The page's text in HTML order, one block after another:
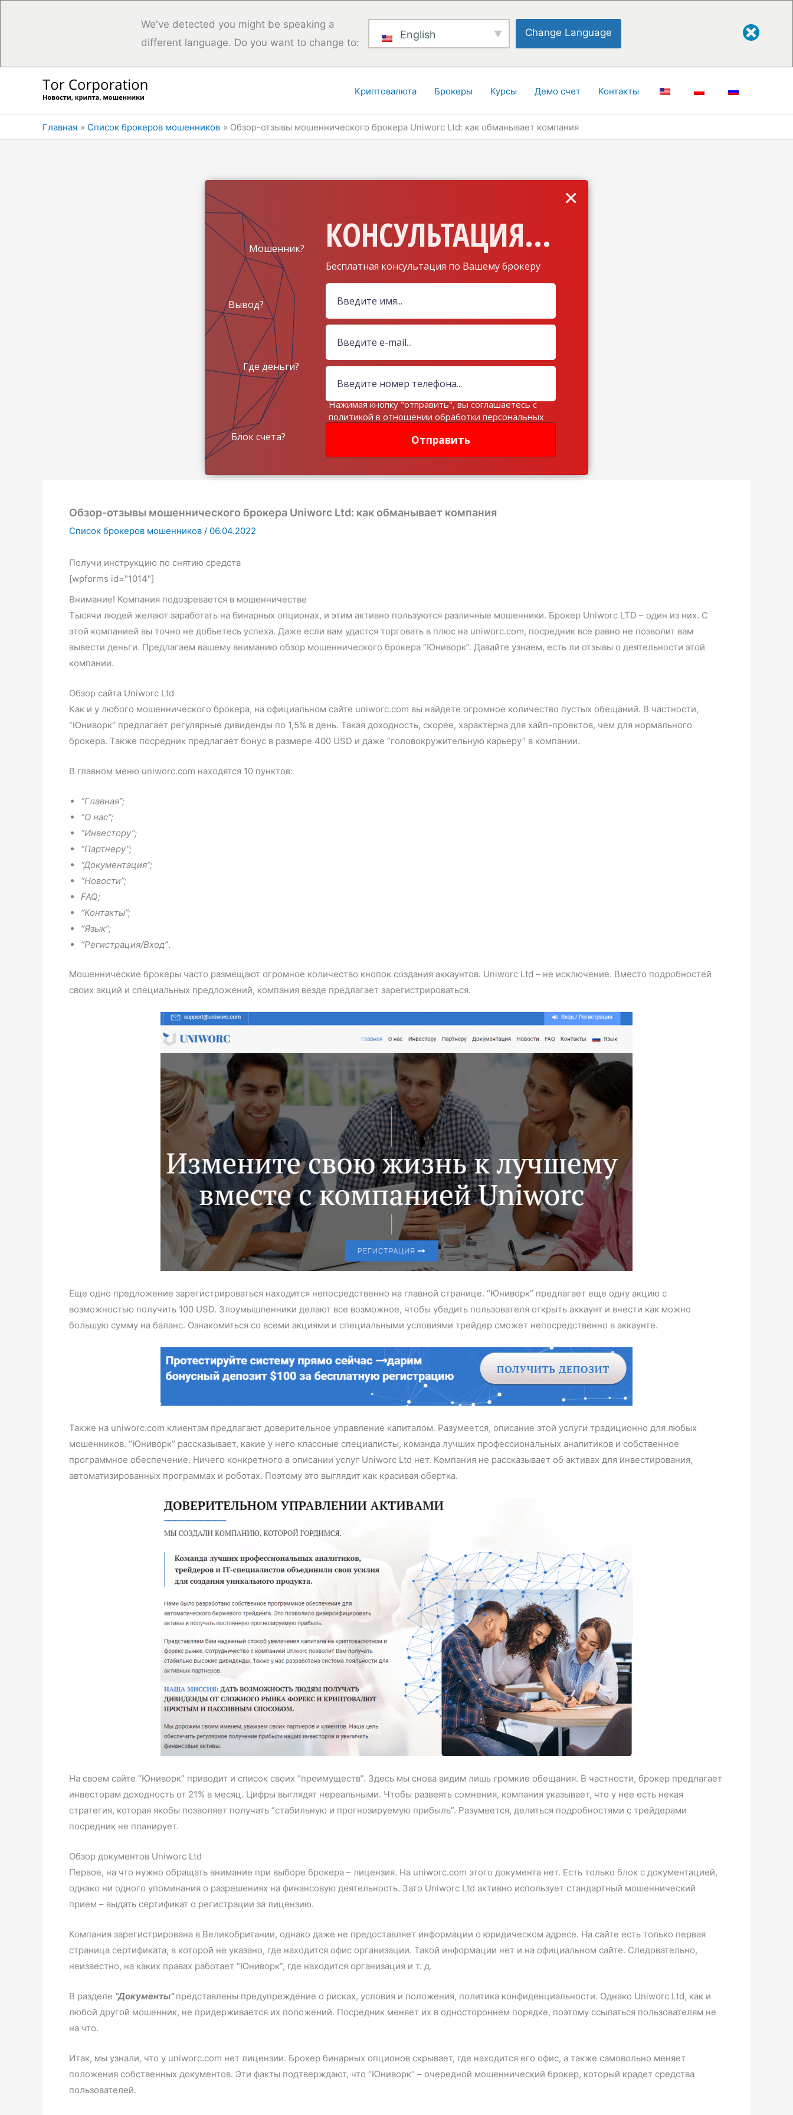
We've detected you might be speaking a
different language. Do you want to change to:
English Change Language
Криптовалюта Брокеры Курсы Демо счет Контакты
Главная Список брокеров мошенников Обзор-отзывы мошеннического брокера Uniworc Ltd: как обманывает компания
КОНСУЛЬТАЦИЯ...
Бесплатная консультация по Вашему брокеру
Мошенник?
Вывод?
Где деньги?
Блок счета? Отправить
×
Нажимая кнопку "отправить", вы соглашаетесь с
политикой в отношении обработки персональных
Обзор-отзывы мошеннического брокера Uniworc Ltd: как обманывает компания
Список брокеров мошенников / 06.04.2022
Получи инструкцию по снятию средств
[wpforms id="1014"]
Внимание! Компания подозревается в мошенничестве
Тысячи людей желают заработать на бинарных опционах, и этим активно пользуются различные мошенники. Брокер Uniworc LTD – один из них. С
этой компанией вы точно не добьетесь успеха. Даже если вам удастся торговать в плюс на uniworc.com, посредник все равно не позволит вам
вывести деньги. Предлагаем вашему вниманию обзор мошеннического брокера “Юниворк”. Давайте узнаем, есть ли отзывы о деятельности этой
компании.
Обзор сайта Uniworc Ltd
Как и у любого мошеннического брокера, на официальном сайте uniworc.com вы найдете огромное количество пустых обещаний. В частности,
“Юниворк” предлагает регулярные дивиденды по 1,5% в день. Такая доходность, скорее, характерна для хайп-проектов, чем для нормального
брокера. Также посредник предлагает бонус в размере 400 USD и даже “головокружительную карьеру” в компании.
В главном меню uniworc.com находятся 10 пунктов:
“Главная”;
“О нас”;
“Инвестору”;
“Партнеру”;
“Документация”;
“Новости”;
FAQ;
“Контакты”;
“Язык”;
“Регистрация/Вход”.
Мошеннические брокеры часто размещают огромное количество кнопок создания аккаунтов. Uniworc Ltd – не исключение. Вместо подробностей
своих акций и специальных предложений, компания везде предлагает зарегистрироваться.
Еще одно предложение зарегистрироваться находится непосредственно на главной странице. “Юниворк” предлагает еще одну акцию с
возможностью получить 100 USD. Злоумышленники делают все возможное, чтобы убедить пользователя открыть аккаунт и внести как можно
большую сумму на баланс. Ознакомиться со всеми акциями и специальными условиями трейдер сможет непосредственно в аккаунте.
Также на uniworc.com клиентам предлагают доверительное управление капиталом. Разумеется, описание этой услуги традиционно для любых
мошенников. “Юниворк” рассказывает, какие у него классные специалисты, команда лучших профессиональных аналитиков и собственное
программное обеспечение. Ничего конкретного в описании услуг Uniworc Ltd нет. Компания не рассказывает об активах для инвестирования,
автоматизированных программах и роботах. Поэтому это выглядит как красивая обертка.
На своем сайте “Юниворк” приводит и список своих “преимуществ”. Здесь мы снова видим лишь громкие обещания. В частности, брокер предлагает
инвесторам доходность от 21% в месяц. Цифры выглядят нереальными. Чтобы развеять сомнения, компания указывает, что у нее есть некая
стратегия, которая якобы позволяет получать “стабильную и прогнозируемую прибыль”. Разумеется, делиться подробностями с трейдерами
посредник не планирует.
Обзор документов Uniworc Ltd
Первое, на что нужно обращать внимание при выборе брокера – лицензия. На uniworc.com этого документа нет. Есть только блок с документацией,
однако ни одного упоминания о разрешениях на финансовую деятельность. Зато Uniworc Ltd активно использует стандартный мошеннический
прием – выдать сертификат о регистрации за лицензию.
Компания зарегистрирована в Великобритании, однако даже не предоставляет информации о юридическом адресе. На сайте есть только первая
страница сертификата, в которой не указано, где находится офис организации. Такой информации нет и на официальном сайте. Следовательно,
неизвестно, на каких правах работает “Юниворк”, где находится организация и т. д.
В разделе “Документы”представлены предупреждение о рисках, условия и положения, политика конфиденциальности. Однако Uniworc Ltd, как и
любой другой мошенник, не придерживается их положений. Посредник меняет их в одностороннем порядке, поэтому ссылаться пользователям не
на что.
Итак, мы узнали, что у uniworc.com нет лицензии. Брокер бинарных опционов скрывает, где находится его офис, а также самовольно меняет
положения собственных документов. Эти факты подтверждают, что “Юниворк” – очередной мошеннический брокер, который крадет средства
пользователей.